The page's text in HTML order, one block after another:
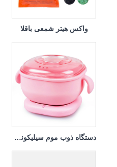
واکس هیتر شمعی باقلا
دستگاه ذوب موم سیلیکونی موم زنبور عسل موم داغ